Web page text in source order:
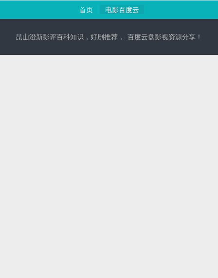
首页 电影百度云
昆山澄新影评百科知识，好剧推荐，_百度云盘影视资源分享！